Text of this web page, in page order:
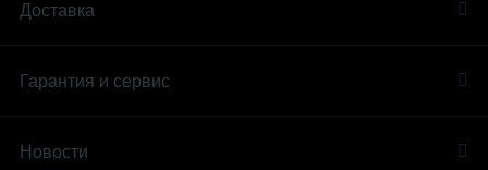
Доставка
Гарантия и сервис
Новости